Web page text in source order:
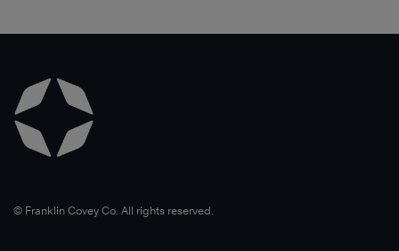
©️ Franklin Covey Co. All rights reserved.